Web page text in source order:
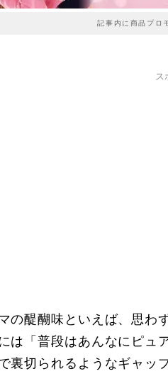
記事内に商品プロ
ス
の醍醐味といえば、思わ
は「普段はあんなにピュ
裏切られるようなギャッ